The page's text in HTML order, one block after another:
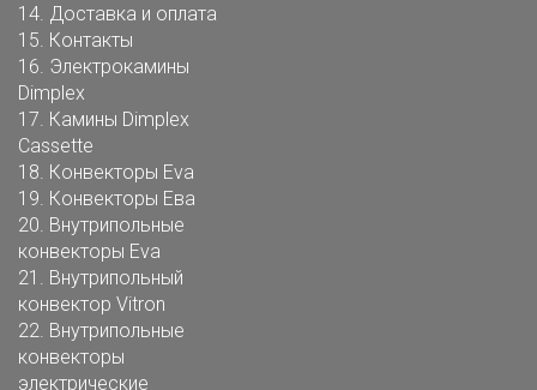
14. Доставка и оплата
15. Контакты
16. Электрокамины
Dimplex
17. Камины Dimplex
Cassette
18. Конвекторы Eva
19. Конвекторы Ева
20. Внутрипольные
конвекторы Eva
21. Внутрипольный
конвектор Vitron
22. Внутрипольные
конвекторы
электрические